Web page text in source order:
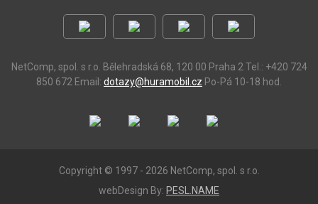
NetComp, spol. s r.o. Bělehradská 68, 120 00 Praha 2 Tel.: +420 724
850 672 Email: dotazy@huramobil.cz Po-Pá 10-18 hod.
Copyright © 1997 - 2026 NetComp, spol. s r.o.
webDesign By: PESL.NAME